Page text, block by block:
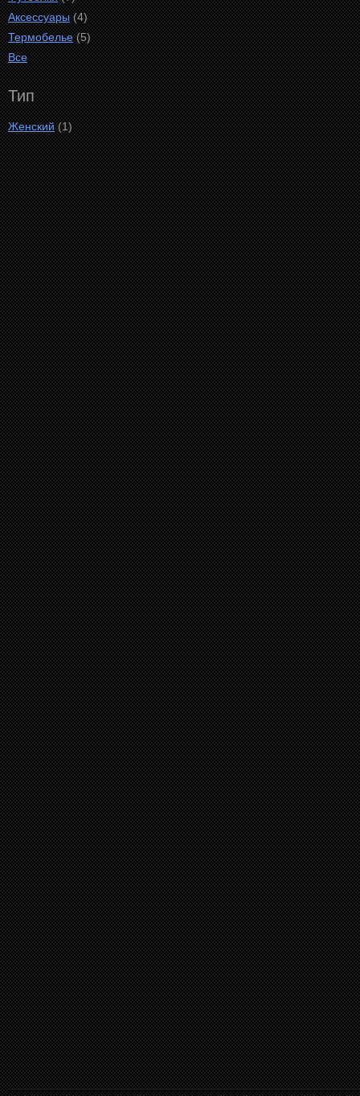
Аксессуары(4)
Термобелье(5)
Все
Тип
Женский(1)